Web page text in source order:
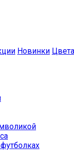
Новинки Цвета